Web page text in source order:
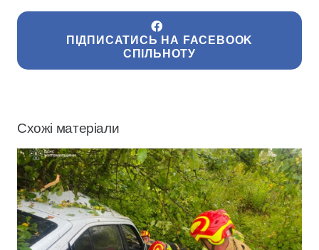
ПІДПИСАТИСЬ НА FACEBOOK
СПІЛЬНОТУ
Схожі матеріали